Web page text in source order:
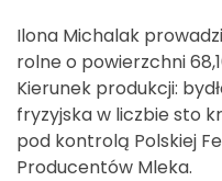
Ilona Michalak
rolne o powierzchni
Kierunek produkcji:
fryzyjska w liczbie sto
pod kontrolą Polskiej
Producentów Mleka.